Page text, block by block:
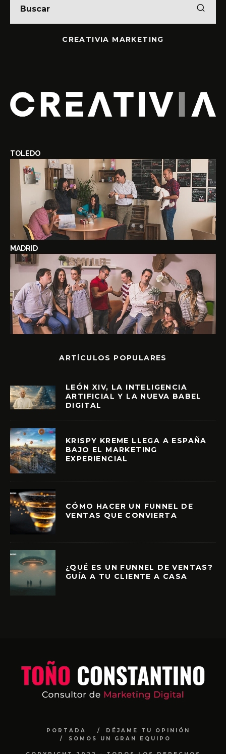
CREATIVIA MARKETING
TOLEDO
MADRID
ARTÍCULOS POPULARES
LEÓN XIV, LA INTELIGENCIA
ARTIFICIAL Y LA NUEVA BABEL
DIGITAL
KRISPY KREME LLEGA A ESPAÑA
BAJO EL MARKETING
EXPERIENCIAL
CÓMO HACER UN FUNNEL DE
VENTAS QUE CONVIERTA
¿QUÉ ES UN FUNNEL DE VENTAS?
GUÍA A TU CLIENTE A CASA
PORTADA
DÉJAME TU OPINIÓN
SOMOS UN GRAN EQUIPO